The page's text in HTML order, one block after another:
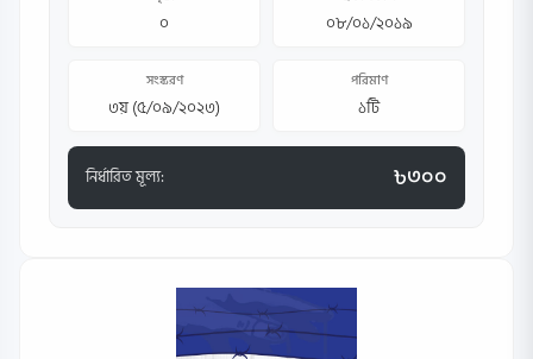
০ ০৮/০১/২০১৯
সংস্করণ
৩য় (৫/০৯/২০২৩)
পরিমাণ
১টি
নির্ধারিত মূল্য: ৳৩০০